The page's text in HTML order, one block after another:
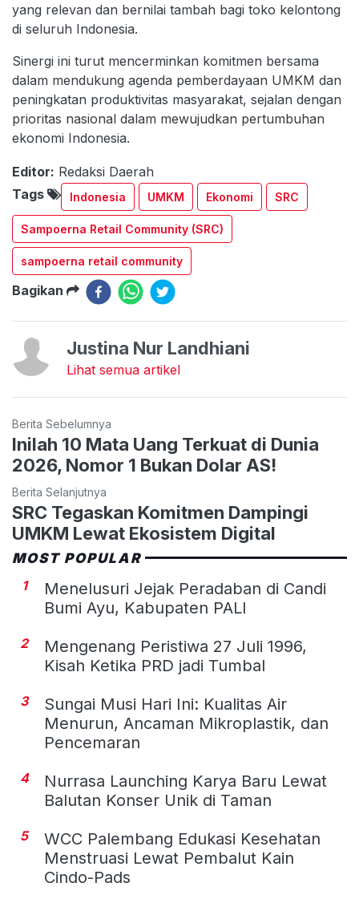
yang relevan dan bernilai tambah bagi toko kelontong
di seluruh Indonesia.
Sinergi ini turut mencerminkan komitmen bersama
dalam mendukung agenda pemberdayaan UMKM dan
peningkatan produktivitas masyarakat, sejalan dengan
prioritas nasional dalam mewujudkan pertumbuhan
ekonomi Indonesia.
Editor: Redaksi Daerah
Tags
Indonesia UMKM Ekonomi SRC
Sampoerna Retail Community (SRC)
sampoerna retail community
Bagikan
Justina Nur Landhiani
Lihat semua artikel
Berita Sebelumnya
Inilah 10 Mata Uang Terkuat di Dunia
2026, Nomor 1 Bukan Dolar AS!
Berita Selanjutnya
SRC Tegaskan Komitmen Dampingi
UMKM Lewat Ekosistem Digital
MOST POPULAR
1
Menelusuri Jejak Peradaban di Candi
Bumi Ayu, Kabupaten PALI
2
Mengenang Peristiwa 27 Juli 1996,
Kisah Ketika PRD jadi Tumbal
3
Sungai Musi Hari Ini: Kualitas Air
Menurun, Ancaman Mikroplastik, dan
Pencemaran
4
Nurrasa Launching Karya Baru Lewat
Balutan Konser Unik di Taman
5
WCC Palembang Edukasi Kesehatan
Menstruasi Lewat Pembalut Kain
Cindo-Pads